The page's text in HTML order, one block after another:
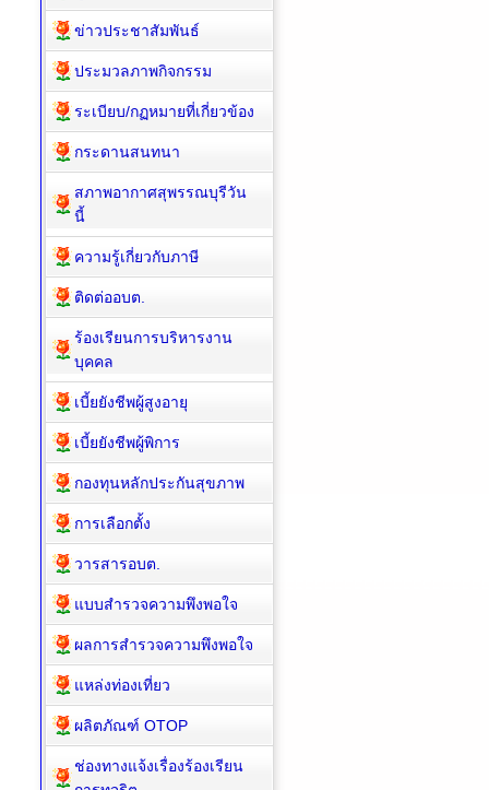
ข่าวประชาสัมพันธ์
ประมวลภาพกิจกรรม
ระเบียบ/กฏหมายที่เกี่ยวข้อง
กระดานสนทนา
สภาพอากาศสุพรรณบุรีวัน
นี้
ความรู้เกี่ยวกับภาษี
ติดต่ออบต.
ร้องเรียนการบริหารงาน
บุคคล
เบี้ยยังชีพผู้สูงอายุ
เบี้ยยังชีพผู้พิการ
กองทุนหลักประกันสุขภาพ
การเลือกตั้ง
วารสารอบต.
แบบสำรวจความพึงพอใจ
ผลการสำรวจความพึงพอใจ
แหล่งท่องเที่ยว
ผลิตภัณฑ์ OTOP
ช่องทางแจ้งเรื่องร้องเรียน